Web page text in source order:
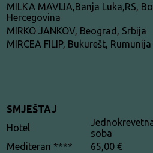
MILKA MAVIJA,Banja Luka,RS,
Hercegovina
MIRKO JANKOV, Beograd, Srbija
MIRCEA FILIP, Bukurešt, Rumunija
SMJEŠTAJ
Hotel
soba
Mediteran ****
65,00 €